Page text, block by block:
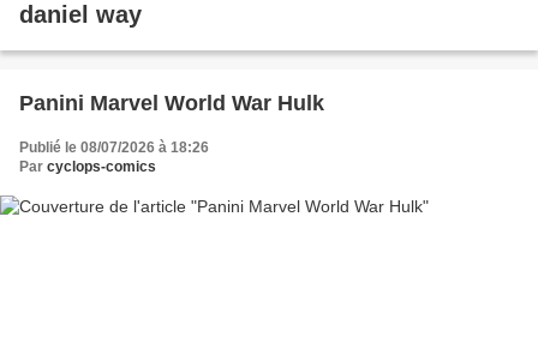
daniel way
Panini Marvel World War Hulk
Publié le 08/07/2026 à 18:26
Par cyclops-comics